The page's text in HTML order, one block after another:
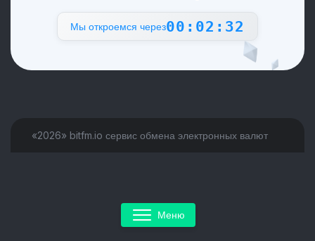
Мы откроемся через00:02:32
«2026» bitfm.io сервис обмена электронных валют
Меню